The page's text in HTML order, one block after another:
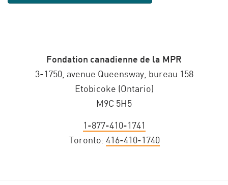
Fondation canadienne de la MPR
3-1750, avenue Queensway, bureau 158
Etobicoke (Ontario)
M9C 5H5
1-877-410-1741
Toronto: 416-410-1740